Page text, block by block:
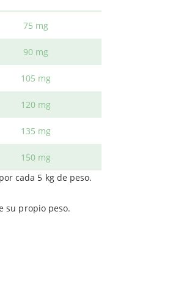
CFN.
a esta mezcla, el
75 mg
90 mg
105 mg
120 mg
135 mg
150 mg
cada 5 kg de peso.
su propio peso.